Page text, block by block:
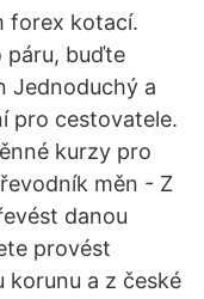
forex kotací.
páru, buďte
Jednoduchý a
pro cestovatele.
kurzy pro
měn - Z
danou
provést
korunu a z české